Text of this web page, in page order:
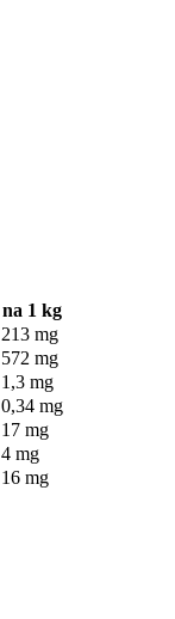
na 1 kg
213 mg
572 mg
1,3 mg
0,34 mg
17 mg
4 mg
16 mg